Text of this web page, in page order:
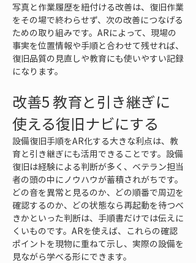
写真と作業履歴を紐付ける改善は、復旧作業
をその場で終わらせず、次の改善につなげる
ための取り組みです。ARによって、現場の
事実を位置情報や手順と合わせて残せれば、
復旧品質の見直しや教育にも使いやすい記録
になります。
改善5 教育と引き継ぎに
使える復旧ナビにする
設備復旧手順をAR化する大きな利点は、教
育と引き継ぎにも活用できることです。設備
復旧は経験による判断が多く、ベテラン担当
者の頭の中にノウハウが蓄積されがちです。
どの音を異常と見るのか、どの順番で周辺を
確認するのか、どの状態なら再起動を待つべ
きかといった判断は、手順書だけでは伝えに
くいものです。ARを使えば、これらの確認
ポイントを現物に重ねて示し、実際の設備を
見ながら学べる形にできます。